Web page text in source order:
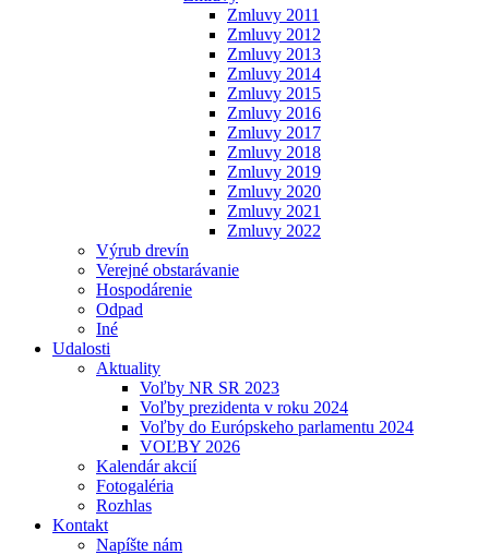
Zmluvy 2011
Zmluvy 2012
Zmluvy 2013
Zmluvy 2014
Zmluvy 2015
Zmluvy 2016
Zmluvy 2017
Zmluvy 2018
Zmluvy 2019
Zmluvy 2020
Zmluvy 2021
Zmluvy 2022
Výrub drevín
Verejné obstarávanie
Hospodárenie
Odpad
Iné
Udalosti
Aktuality
Voľby NR SR 2023
Voľby prezidenta v roku 2024
Voľby do Európskeho parlamentu 2024
VOĽBY 2026
Kalendár akcií
Fotogaléria
Rozhlas
Kontakt
Napíšte nám